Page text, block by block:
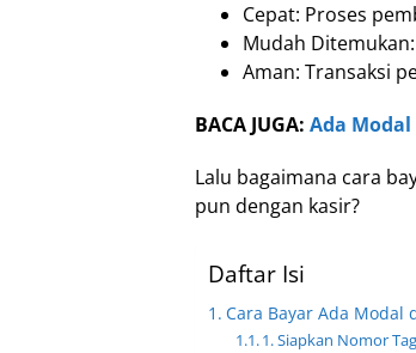
Cepat: Proses
Mudah
Aman: Transaksi
BACA JUGA: Ada Modal
Lalu bagaimana cara
pun dengan kasir?
Daftar Isi
Cara Bayar Ada Modal
1. Siapkan Nomor